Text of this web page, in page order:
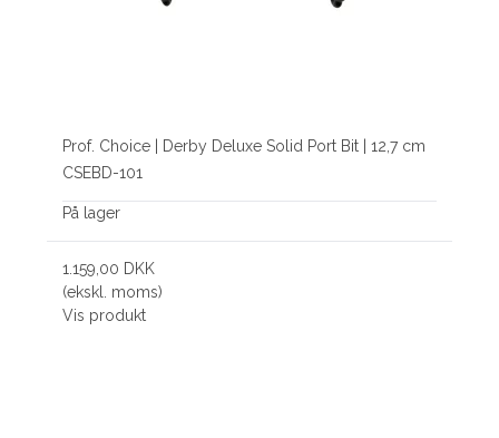
Prof. Choice | Derby Deluxe Solid Port Bit | 12,7 cm
CSEBD-101
På lager
1.159,00 DKK
(ekskl. moms)
Vis produkt